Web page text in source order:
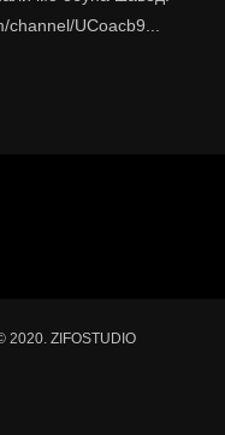
UCoacb9...
2020. ZIFOSTUDIO